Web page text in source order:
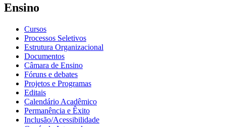
Ensino
Cursos
Processos Seletivos
Estrutura Organizacional
Documentos
Câmara de Ensino
Fóruns e debates
Projetos e Programas
Editais
Calendário Acadêmico
Permanência e Êxito
Inclusão/Acessibilidade